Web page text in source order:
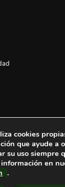
cookies
que ayude a
su uso siempre
en
.